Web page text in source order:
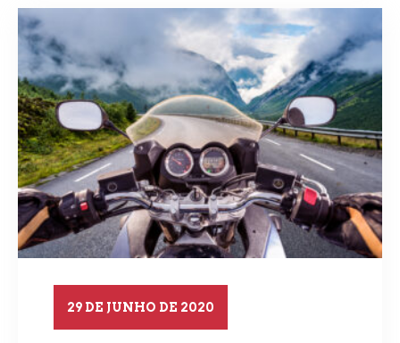
29 DE JUNHO DE 2020